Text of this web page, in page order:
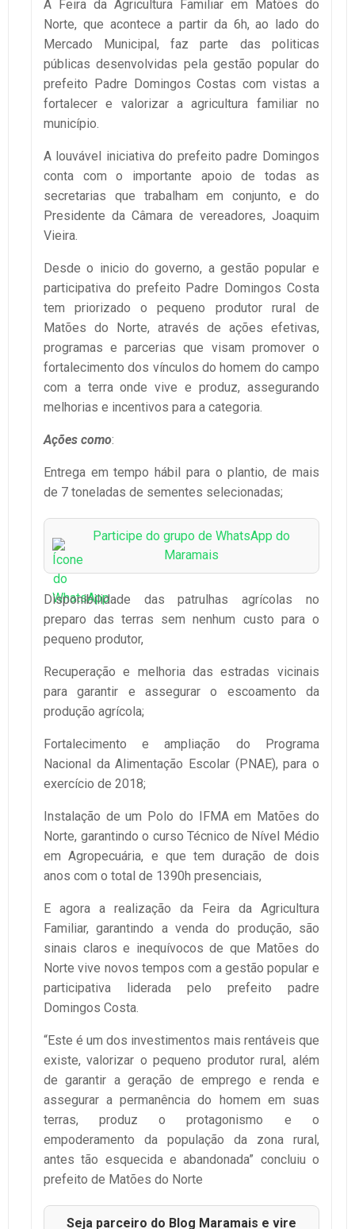
A Feira da Agricultura Familiar em Matões do
Norte, que acontece a partir da 6h, ao lado do
Mercado Municipal, faz parte das politicas
públicas desenvolvidas pela gestão popular do
prefeito Padre Domingos Costas com vistas a
fortalecer e valorizar a agricultura familiar no
município.
A louvável iniciativa do prefeito padre Domingos
conta com o importante apoio de todas as
secretarias que trabalham em conjunto, e do
Presidente da Câmara de vereadores, Joaquim
Vieira.
Desde o inicio do governo, a gestão popular e
participativa do prefeito Padre Domingos Costa
tem priorizado o pequeno produtor rural de
Matões do Norte, através de ações efetivas,
programas e parcerias que visam promover o
fortalecimento dos vínculos do homem do campo
com a terra onde vive e produz, assegurando
melhorias e incentivos para a categoria.
Ações como:
Entrega em tempo hábil para o plantio, de mais
de 7 toneladas de sementes selecionadas;
Participe do grupo de WhatsApp do
Maramais
Disponibilidade das patrulhas agrícolas no
preparo das terras sem nenhum custo para o
pequeno produtor,
Recuperação e melhoria das estradas vicinais
para garantir e assegurar o escoamento da
produção agrícola;
Fortalecimento e ampliação do Programa
Nacional da Alimentação Escolar (PNAE), para o
exercício de 2018;
Instalação de um Polo do IFMA em Matões do
Norte, garantindo o curso Técnico de Nível Médio
em Agropecuária, e que tem duração de dois
anos com o total de 1390h presenciais,
E agora a realização da Feira da Agricultura
Familiar, garantindo a venda do produção, são
sinais claros e inequívocos de que Matões do
Norte vive novos tempos com a gestão popular e
participativa liderada pelo prefeito padre
Domingos Costa.
“Este é um dos investimentos mais rentáveis que
existe, valorizar o pequeno produtor rural, além
de garantir a geração de emprego e renda e
assegurar a permanência do homem em suas
terras, produz o protagonismo e o
empoderamento da população da zona rural,
antes tão esquecida e abandonada” concluiu o
prefeito de Matões do Norte
Seja parceiro do Blog Maramais e vire